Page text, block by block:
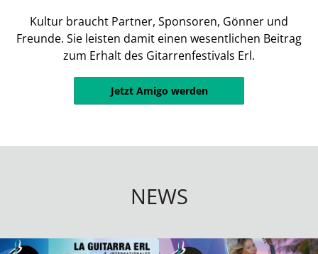
Kultur braucht Partner, Sponsoren, Gönner und
Freunde. Sie leisten damit einen wesentlichen Beitrag
zum Erhalt des Gitarrenfestivals Erl.
Jetzt Amigo werden
NEWS